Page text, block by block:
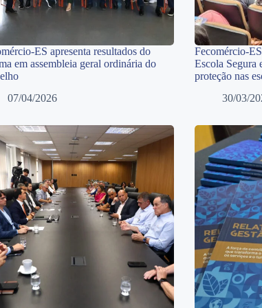
ES apresenta resultados do
em assembleia geral ordinária do
07/04/2026
Fecomércio-
Escola Segura
proteção nas
30/03/